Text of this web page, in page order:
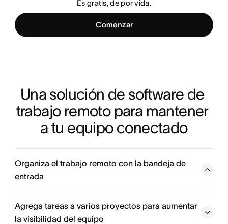
Es gratis, de por vida.
Comenzar
Una solución de software de
trabajo remoto para mantener
a tu equipo conectado
Organiza el trabajo remoto con la bandeja de
entrada
La bandeja de entrada es el centro desde donde
controlas todo el trabajo. Desde allí puedes coordinar el
trabajo, dejar comentarios en las tareas, responder a las
Agrega tareas a varios proyectos para aumentar
la visibilidad del equipo